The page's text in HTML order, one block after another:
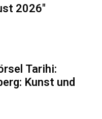
2026"
Tarihi:
Kunst und